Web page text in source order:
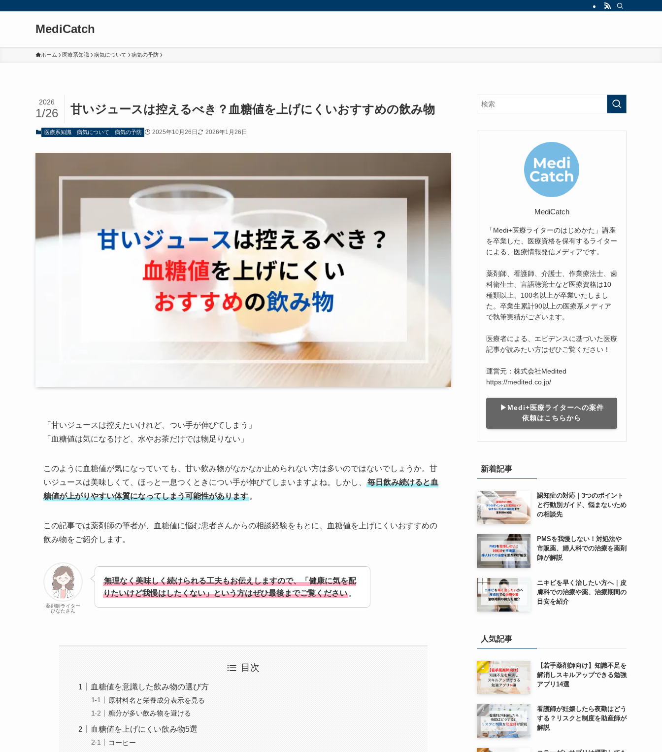
MediCatch
ホーム 医療系知識 病気について 病気の予防
甘いジュースは控えるべき？血糖値を上げにくいおすすめの飲み物
2026
1/26
医療系知識 病気について 病気の予防 2025年10月26日 2026年1月26日
「甘いジュースは控えたいけれど、つい手が伸びてしまう」
「血糖値は気になるけど、水やお茶だけでは物足りない」
このように血糖値が気になっていても、甘い飲み物がなかなか止められない方は多いのではないでしょうか。甘
いジュースは美味しくて、ほっと一息つくときについ手が伸びてしまいますよね。しかし、
毎日飲み続けると血
糖値が上がりやすい体質になってしまう可能性があります 。
この記事では薬剤師の筆者が、血糖値に悩む患者さんからの相談経験をもとに、血糖値を上げにくいおすすめの
飲み物をご紹介します。
薬剤師ライター
ひなたさん
無理なく美味しく続けられる工夫もお伝えしますので、「健康に気を配
りたいけど我慢はしたくない」という方はぜひ最後までご覧ください 。
目次
血糖値を意識した飲み物の選び方
原材料名と栄養成分表示を見る
糖分が多い飲み物を避ける
血糖値を上げにくい飲み物5選
コーヒー
MediCatch
「Medi+医療ライターのはじめかた」講座
を卒業した、医療資格を保有するライター
による、医療情報発信メディアです。
薬剤師、看護師、介護士、作業療法士、歯
科衛生士、言語聴覚士など医療資格は10
種類以上、100名以上が卒業いたしまし
た。卒業生累計90以上の医療系メディア
で執筆実績がございます。
医療者による、エビデンスに基づいた医療
記事が読みたい方はぜひご覧ください！
運営元：株式会社Medited
https://medited.co.jp/
▶︎Medi+医療ライターへの案件
依頼はこちらから
新着記事
認知症の対応｜3つのポイント
と行動別ガイド、悩まないため
の相談先
PMSを我慢しない！対処法や
市販薬、婦人科での治療を薬剤
師が解説
ニキビを早く治したい方へ｜皮
膚科での治療や薬、治療期間の
目安を紹介
人気記事
【若手薬剤師向け】知識不足を
解消しスキルアップできる勉強
アプリ14選
看護師が妊娠したら夜勤はどう
する？リスクと制度を助産師が
解説